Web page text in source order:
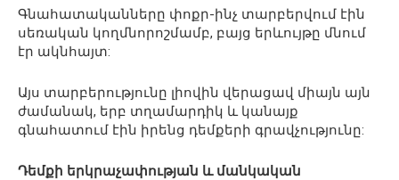
Գնահատականները փոքր-ինչ տարբերվում էին
սեռական կողմնորոշմամբ, բայց երևույթը մնում
էր ակնհայտ:
Այս տարբերությունը լիովին վերացավ միայն այն
ժամանակ, երբ տղամարդիկ և կանայք
գնահատում էին իրենց դեմքերի գրավչությունը:
Դեմքի երկրաչափության և մանկական